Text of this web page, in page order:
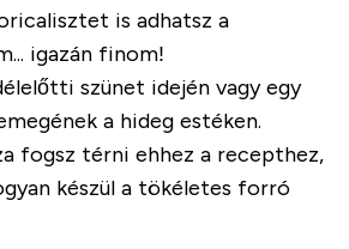
is adhatsz a
igazán finom!
szünet idején vagy egy
a hideg estéken.
fogsz térni ehhez a recepthez,
készül a tökéletes forró